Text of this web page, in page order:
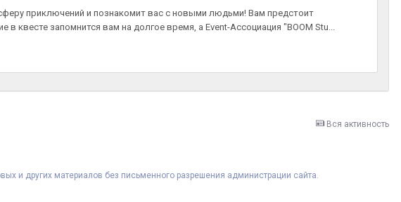
приключений и познакомит вас с новыми людьми! Вам предстоит
квесте запомнится вам на долгое время, а Event-Ассоциация "BOOM Stu...
Вся активность
и других материалов без письменного разрешения администрации сайта.